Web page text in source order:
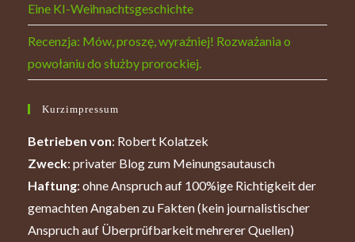
Eine KI-Weihnachtsgeschichte
Recenzja: Mów, proszę, wyraźniej! Rozważania o
powołaniu do służby prorockiej.
Kurzimpressum
Betrieben von: Robert Kolatzek
Zweck: privater Blog zum Meinungsautausch
Haftung: ohne Anspruch auf 100%ige Richtigkeit der
gemachten Angaben zu Fakten (kein journalistischer
Anspruch auf Überprüfbarkeit mehrerer Quellen)